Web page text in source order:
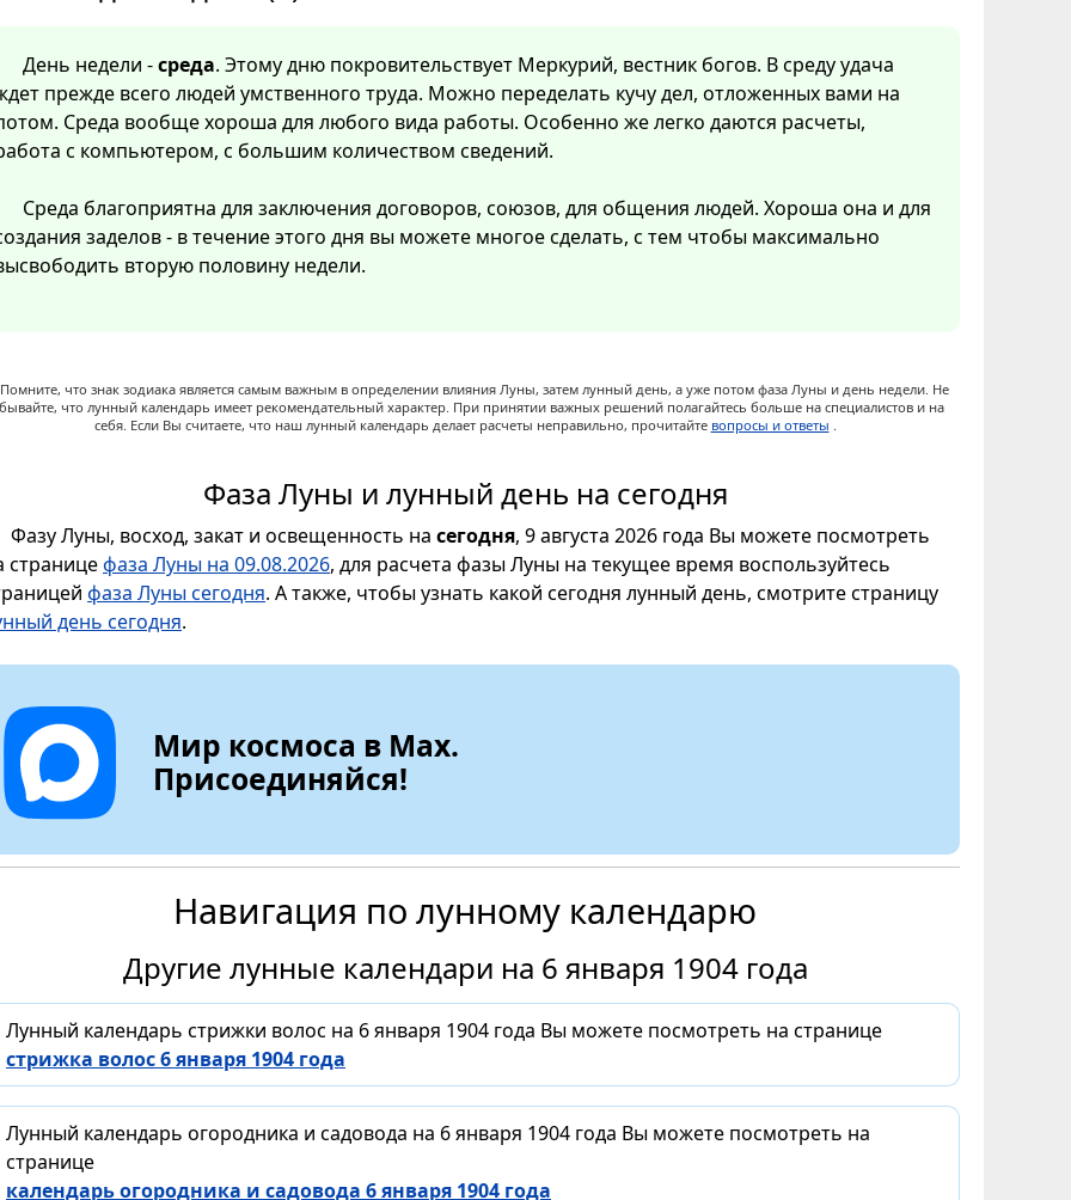
День недели -среда. Этому дню покровительствует Меркурий, вестник богов. В среду удача
прежде всего людей умственного труда. Можно переделать кучу дел, отложенных вами на
Среда вообще хороша для любого вида работы. Особенно же легко даются расчеты,
с компьютером, с большим количеством сведений.
Среда благоприятна для заключения договоров, союзов, для общения людей. Хороша она и для
заделов - в течение этого дня вы можете многое сделать, с тем чтобы максимально
вторую половину недели.
Помните, что знак зодиака является самым важным в определении влияния Луны, затем лунный день, а уже потом фаза Луны и день недели. Не
что лунный календарь имеет рекомендательный характер. При принятии важных решений полагайтесь больше на специалистов и на
себя. Если Вы считаете, что наш лунный календарь делает расчеты неправильно, прочитайте вопросы и ответы .
Фаза Луны и лунный день на сегодня
Фазу Луны, восход, закат и освещенность на сегодня, 9 августа 2026 года Вы можете посмотреть
страницефаза Луны на 09.08.2026, для расчета фазы Луны на текущее время воспользуйтесь
фаза Луны сегодня. А также, чтобы узнать какой сегодня лунный день, смотрите страницу
день сегодня.
Мир космоса в Max.
Присоединяйся!
Навигация по лунному календарю
Другие лунные календари на 6 января 1904 года
Лунный календарь стрижки волос на 6 января 1904 года Вы можете посмотреть на странице
стрижка волос 6 января 1904 года
Лунный календарь огородника и садовода на 6 января 1904 года Вы можете посмотреть на
странице
календарь огородника и садовода 6 января 1904 года